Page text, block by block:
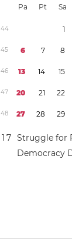
Pa Pt Sa
44 1
45 6 7 8
46 13 14 15
47 20 21 22
48 27 28 29
1 7 Struggle for
Democracy